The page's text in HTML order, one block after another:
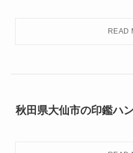
秋田県大仙市の印鑑ハ